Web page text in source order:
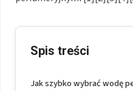
Spis treści
Jak szybko wybrać wodę